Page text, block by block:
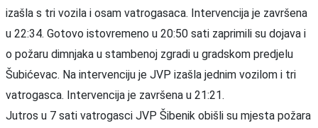
izašla s tri vozila i osam vatrogasaca. Intervencija je završena
u 22:34. Gotovo istovremeno u 20:50 sati zaprimili su dojava i
o požaru dimnjaka u stambenoj zgradi u gradskom predjelu
Šubićevac. Na intervenciju je JVP izašla jednim vozilom i tri
vatrogasca. Intervencija je završena u 21:21.
Jutros u 7 sati vatrogasci JVP Šibenik obišli su mjesta požara